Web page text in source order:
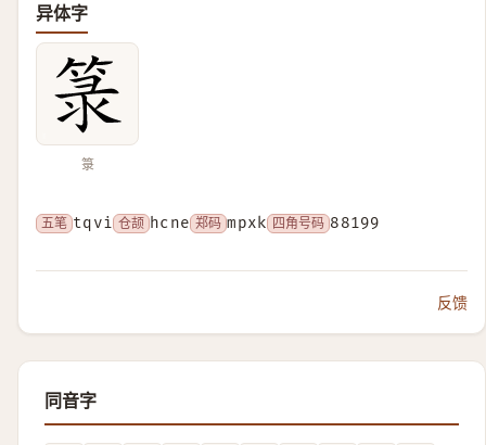
异体字
箓
五笔 tqvi 仓颉 hcne 郑码 mpxk 四角号码 88199
反馈
同音字